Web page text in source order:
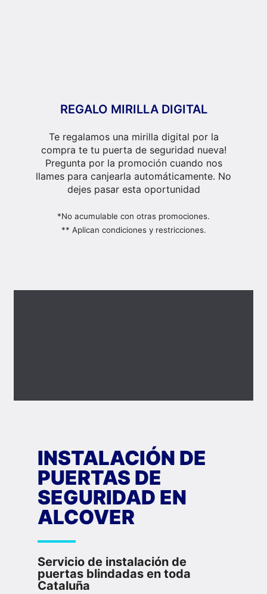
REGALO MIRILLA DIGITAL
Te regalamos una mirilla digital por la
compra te tu puerta de seguridad nueva!
Pregunta por la promoción cuando nos
llames para canjearla automáticamente. No
dejes pasar esta oportunidad
*No acumulable con otras promociones.
** Aplican condiciones y restricciones.
INSTALACIÓN DE
PUERTAS DE
SEGURIDAD EN
ALCOVER
Servicio de instalación de
puertas blindadas en toda
Cataluña